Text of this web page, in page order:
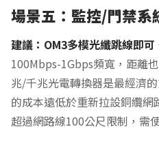
場景五：監控/門禁系
建議：OM3多模光纖跳線即可
100Mbps-1Gbps頻寬，距離
兆/千兆光電轉換器是最經濟
的成本遠低於重新拉設銅纜
超過網路線100公尺限制，需